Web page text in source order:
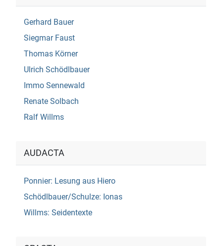
Gerhard Bauer
Siegmar Faust
Thomas Körner
Ulrich Schödlbauer
Immo Sennewald
Renate Solbach
Ralf Willms
AUDACTA
Ponnier: Lesung aus Hiero
Schödlbauer/Schulze: Ionas
Willms: Seidentexte